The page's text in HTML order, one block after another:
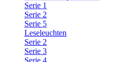
Serie 1
Serie 2
Serie 5
Leseleuchten
Serie 2
Serie 3
Serie 4